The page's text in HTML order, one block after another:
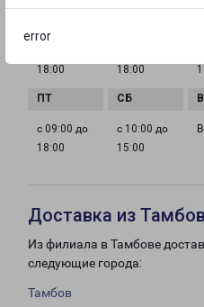
error
18:00
18:00
с 09:00 до
18:00
с 10:00 до
15:00
Доставка из
Из филиала в Тамбове
следующие города:
Тамбов